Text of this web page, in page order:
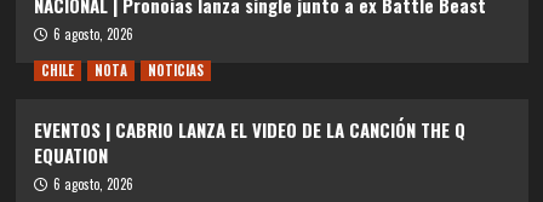
6 agosto, 2026
CHILE
NOTA NOTICIAS
EVENTOS | CABRIO LANZA EL VIDEO DE LA CANCIÓN THE Q
EQUATION
6 agosto, 2026